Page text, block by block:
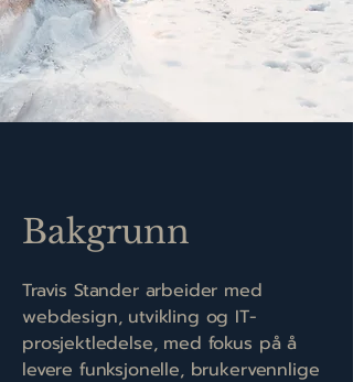
Bakgrunn
Travis Stander arbeider med
webdesign, utvikling og IT-
prosjektledelse, med fokus på å
levere funksjonelle, brukervennlige